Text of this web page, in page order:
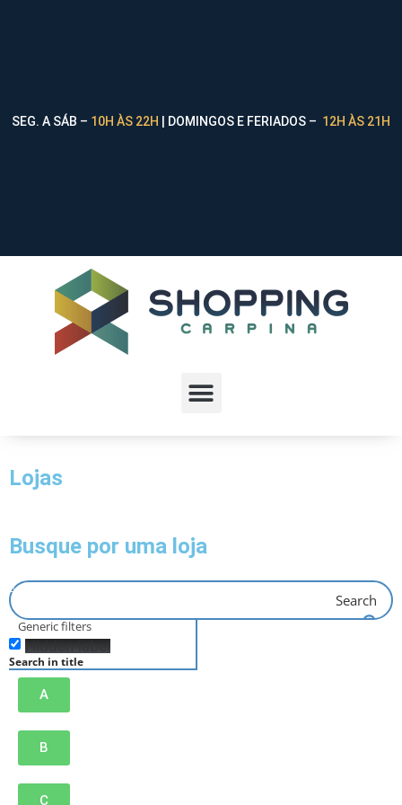
SEG. A SÁB – 10H ÀS 22H | DOMINGOS E FERIADOS – 12H ÀS 21H
Lojas
Busque por uma loja
Search
Generic filters
Hidden label
Search in title
A
B
C